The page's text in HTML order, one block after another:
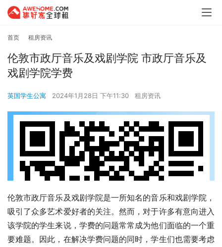
首页 租房资讯
伦敦市政厅音乐及戏剧学院 市政厅音乐及
戏剧学院学费
英国学生公寓 2024年1月28日 下午11:30 租房资讯
伦敦市政厅音乐及戏剧学院是一所知名的音乐和戏剧学院，
吸引了众多艺术爱好者的关注。然而，对于许多有意向进入
该学院的学生来说，学费的问题常常成为他们面临的一个重
要难题。因此，在解决学费问题的同时，学生们也需要考虑